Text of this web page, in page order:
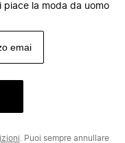
piace la moda da uomo
. Puoi sempre annullare